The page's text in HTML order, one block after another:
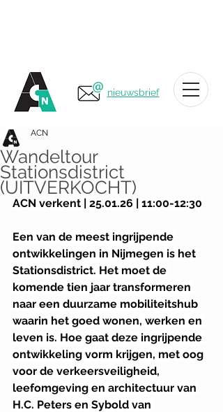
nieuwsbrief
Wandeltour
Stationsdistrict
(UITVERKOCHT)
ACN
ACN verkent | 25.01.26 | 11:00-12:30
Een van de meest ingrijpende
ontwikkelingen in Nijmegen is het
Stationsdistrict. Het moet de
komende tien jaar transformeren
naar een duurzame mobiliteitshub
waarin het goed wonen, werken en
leven is. Hoe gaat deze ingrijpende
ontwikkeling vorm krijgen, met oog
voor de verkeersveiligheid,
leefomgeving en architectuur van
H.C. Peters en Sybold van